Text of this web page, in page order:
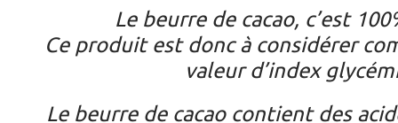
Le beurre de cacao, c’est
Ce produit est donc à considérer
valeur d’index
Le beurre de cacao contient des